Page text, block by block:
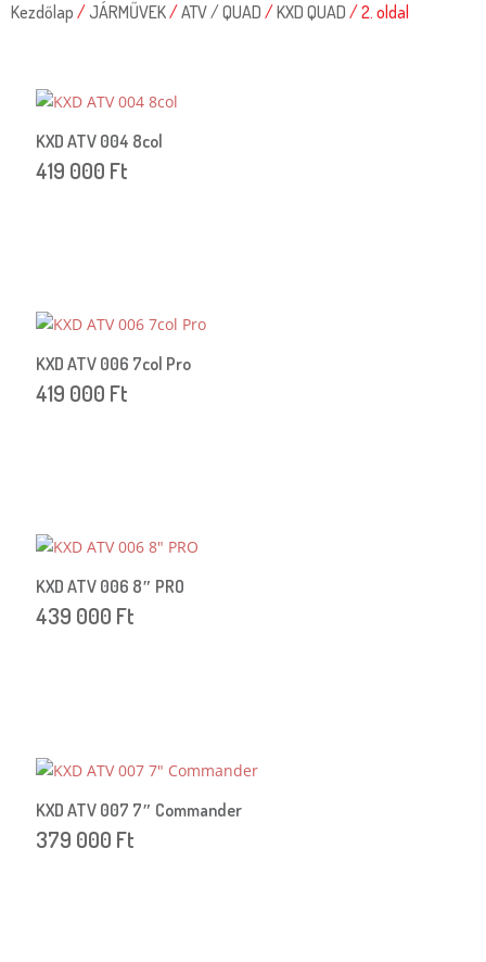
Kezdőlap /JÁRMŰVEK/ATV / QUAD /KXD QUAD / 2. oldal
KXD ATV 004 8col
419 000 Ft
KXD ATV 006 7col Pro
419 000 Ft
KXD ATV 006 8″ PRO
439 000 Ft
KXD ATV 007 7″ Commander
379 000 Ft